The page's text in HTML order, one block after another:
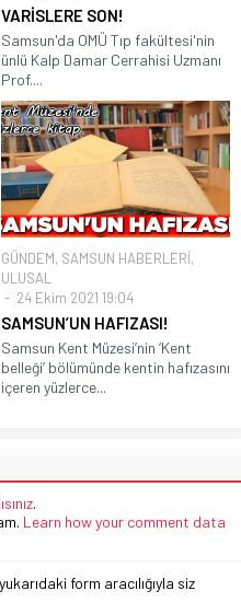
VARİSLERE SON!
Samsun'da OMÜ Tıp fakültesi'nin
ünlü Kalp Damar Cerrahisi Uzmanı
Prof....
GÜNDEM, SAMSUN HABERLERİ,
ULUSAL
24 Ekim 2021 19:04
SAMSUN’UN HAFIZASI!
Samsun Kent Müzesi’nin ‘Kent
belleği’ bölümünde kentin hafızasını
içeren yüzlerce...
.
Learn how your comment data
form aracılığıyla siz